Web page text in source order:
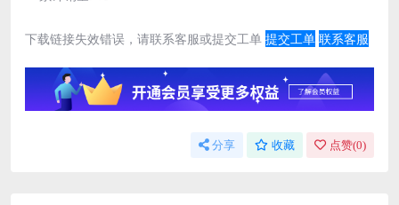
下载链接失效错误，请联系客服或提交工单 提交工单 联系客服
分享 收藏 点赞(0)